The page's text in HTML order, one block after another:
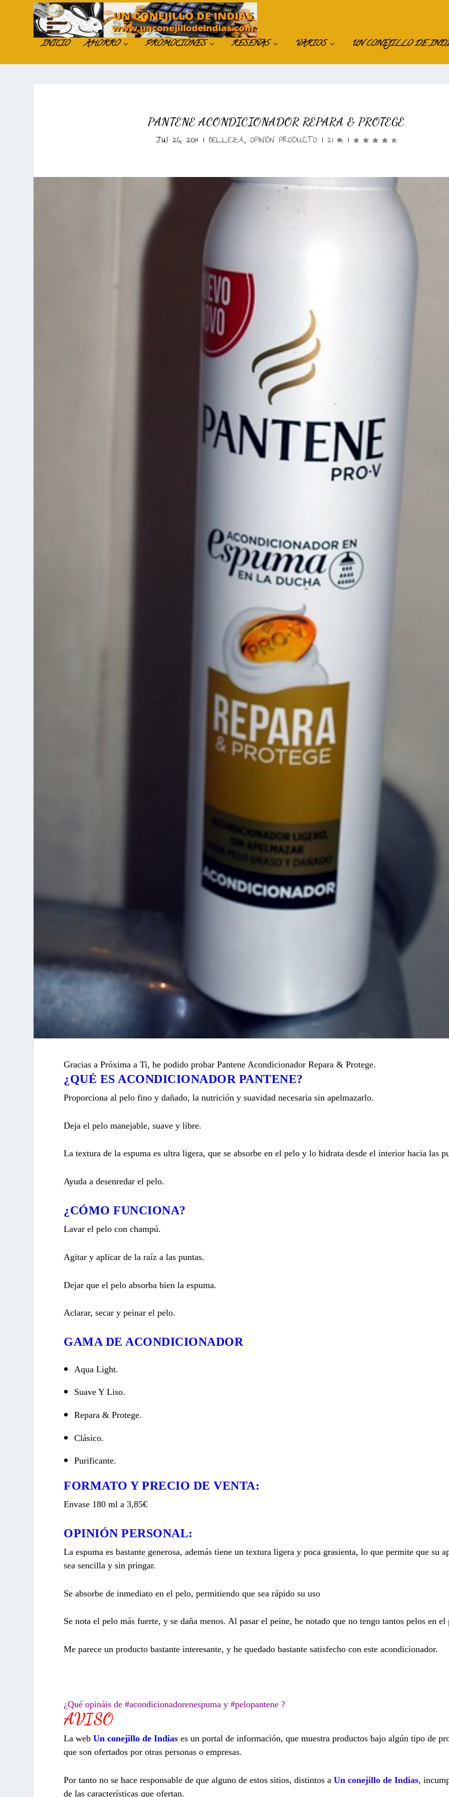
INICIO AHORRO PROMOCIONES RESEÑAS VARIOS UN CONEJILLO DE
PANTENE ACONDICIONADOR REPARA & PROTEGE
Jul 26, 2017 | BELLEZA,OPINIÓN PRODUCTO |21 |
Gracias a Próxima a Ti, he podido probar Pantene Acondicionador Repara & Protege.
¿QUÉ ES ACONDICIONADOR PANTENE?
Proporciona al pelo fino y dañado, la nutrición y suavidad necesaria sin apelmazarlo.
Deja el pelo manejable, suave y libre.
La textura de la espuma es ultra ligera, que se absorbe en el pelo y lo hidrata desde el interior hacia las
Ayuda a desenredar el pelo.
¿CÓMO FUNCIONA?
Lavar el pelo con champú.
Agitar y aplicar de la raíz a las puntas.
Dejar que el pelo absorba bien la espuma.
Aclarar, secar y peinar el pelo.
GAMA DE ACONDICIONADOR
Aqua Light.
Suave Y Liso.
Repara & Protege.
Clásico.
Purificante.
FORMATO Y PRECIO DE VENTA:
Envase 180 ml a 3,85€
OPINIÓN PERSONAL:
La espuma es bastante generosa, además tiene un textura ligera y poca grasienta, lo que permite que su
sea sencilla y sin pringar.
Se absorbe de inmediato en el pelo, permitiendo que sea rápido su uso
Se nota el pelo más fuerte, y se daña menos. Al pasar el peine, he notado que no tengo tantos pelos en el
Me parece un producto bastante interesante, y he quedado bastante satisfecho con este acondicionador.
¿Qué opináis de #acondicionadorenespuma y #pelopantene ?
AVISO
La webUn conejillo de Indias es un portal de información, que muestra productos bajo algún tipo de
que son ofertados por otras personas o empresas.
Por tanto no se hace responsable de que alguno de estos sitios, distintos aUn conejillo de Indias,
de las características que ofertan.